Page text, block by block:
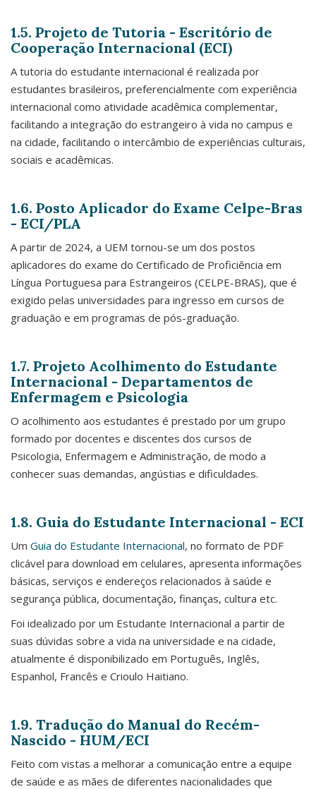
1.5. Projeto de Tutoria - Escritório de
Cooperação Internacional (ECI)
A tutoria do estudante internacional é realizada por
estudantes brasileiros, preferencialmente com experiência
internacional como atividade acadêmica complementar,
facilitando a integração do estrangeiro à vida no campus e
na cidade, facilitando o intercâmbio de experiências culturais,
sociais e acadêmicas.
1.6. Posto Aplicador do Exame Celpe-Bras
- ECI/PLA
A partir de 2024, a UEM tornou-se um dos postos
aplicadores do exame do Certificado de Proficiência em
Língua Portuguesa para Estrangeiros (CELPE-BRAS), que é
exigido pelas universidades para ingresso em cursos de
graduação e em programas de pós-graduação.
1.7. Projeto Acolhimento do Estudante
Internacional - Departamentos de
Enfermagem e Psicologia
O acolhimento aos estudantes é prestado por um grupo
formado por docentes e discentes dos cursos de
Psicologia, Enfermagem e Administração, de modo a
conhecer suas demandas, angústias e dificuldades.
1.8. Guia do Estudante Internacional - ECI
Um Guia do Estudante Internacional, no formato de PDF
clicável para download em celulares, apresenta informações
básicas, serviços e endereços relacionados à saúde e
segurança pública, documentação, finanças, cultura etc.
Foi idealizado por um Estudante Internacional a partir de
suas dúvidas sobre a vida na universidade e na cidade,
atualmente é disponibilizado em Português, Inglês,
Espanhol, Francês e Crioulo Haitiano.
1.9. Tradução do Manual do Recém-
Nascido - HUM/ECI
Feito com vistas a melhorar a comunicação entre a equipe
de saúde e as mães de diferentes nacionalidades que